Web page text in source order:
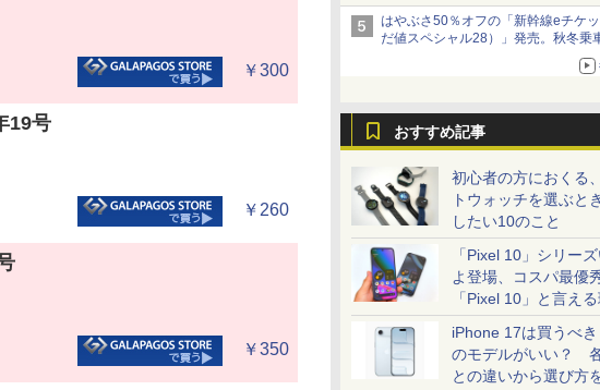
はやぶさ50％オフの「新幹線eチケ
だ値スペシャル28）」発売。秋冬乗
おすすめ記事
初心者の方におくる
トウォッチを選ぶと
したい10のこと
「Pixel 10」シリー
よ登場、コスパ最優
「Pixel 10」と言え
iPhone 17は買うべ
のモデルがいい？
との違いから選び方
￥300
19号
￥260
￥350